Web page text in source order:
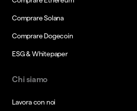
Comprare Solana
Comprare Dogecoin
ESG & Whitepaper
Chi siamo
Lavora con noi